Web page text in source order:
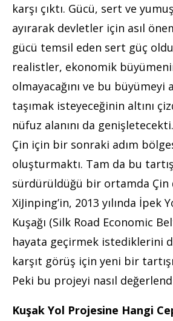
karşı çıktı. Gücü, sert ve
ayırarak devletler için asıl
gücü temsil eden sert güç
realistler, ekonomik
olmayacağını ve bu büyümeyi
taşımak isteyeceğinin altını
nüfuz alanını da
Çin için bir sonraki adım
oluşturmaktı. Tam da bu
sürdürüldüğü bir ortamda Çin
XiJinping’in, 2013 yılında İpek
Kuşağı (Silk Road Economic
hayata geçirmek istediklerini
karşıt görüş için yeni bir
Peki bu projeyi nasıl
Kuşak Yol Projesine Hangi